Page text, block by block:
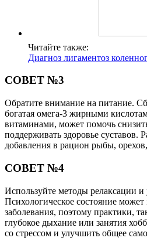
Читайте также:
Диагноз лигаментоз
СОВЕТ №3
Обратите внимание на питание.
богатая омега-3 жирными
витаминами, может помочь
поддерживать здоровье суставов.
добавления в рацион рыбы,
СОВЕТ №4
Используйте методы релаксации и
Психологическое состояние может
заболевания, поэтому практики,
глубокое дыхание или занятия
со стрессом и улучшить общее